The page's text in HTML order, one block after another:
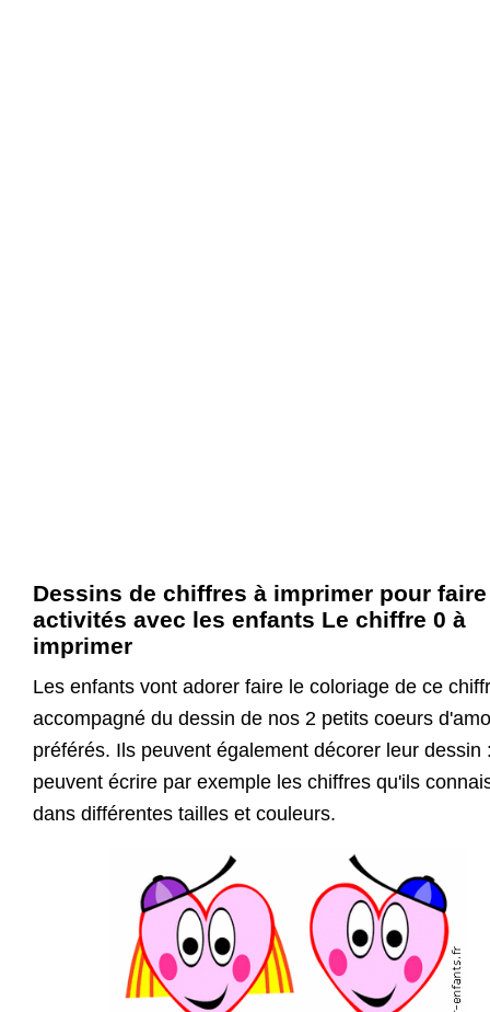
Dessins de chiffres à imprimer pour
activités avec les enfants Le chiffre 0 à
imprimer
Les enfants vont adorer faire le coloriage de ce
accompagné du dessin de nos 2 petits coeurs
préférés. Ils peuvent également décorer leur dessin
peuvent écrire par exemple les chiffres qu'ils
dans différentes tailles et couleurs.